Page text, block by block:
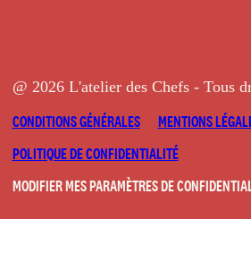
@ 2026 L'atelier des Chefs - Tous
CONDITIONS GÉNÉRALES
MENTIONS
POLITIQUE DE CONFIDENTIALITÉ
MODIFIER MES PARAMÈTRES DE